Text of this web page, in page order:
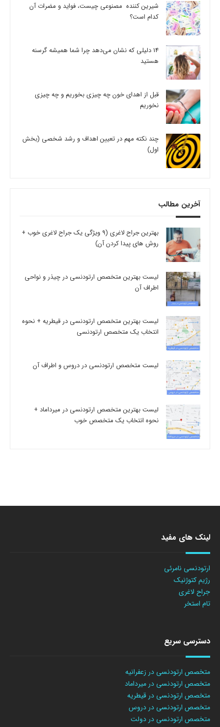
شیرین کننده مصنوعی چیست، فواید و مضرات آن
کدام است؟
14 دلیلی که نشان می‌دهد چرا شما همیشه گرسنه
هستید
قبل از اهدای خون چه چیزی بخوریم و چه چیزی
نخوریم
چند نکته مهم در تعیین اهداف و رشد شخصی (بخش
اول)
آخرین مطالب
بهترین جراح لاغری (9 ویژگی یک جراح لاغری خوب +
روش های پیدا کردن آن)
لیست بهترین متخصص ارتودنسی در چیذر و نواحی
اطراف آن
لیست بهترین متخصص ارتودنسی در قیطریه + نحوه
انتخاب یک متخصص ارتودنسی
لیست متخصص ارتودنسی در دروس و اطراف آن
لیست بهترین متخصص ارتودنسی در میرداماد +
نحوه انتخاب یک متخصص خوب
لینک های مفید
ارتودنسی نامرئی
رژیم کتوژنیک
جراح لاغری
تام استخر
دسترسی سریع
متخصص ارتودنسی در زعفرانیه
متخصص ارتودنسی در میرداماد
متخصص ارتودنسی در قیطریه
متخصص ارتودنسی در دروس
متخصص ارتودنسی در دولت